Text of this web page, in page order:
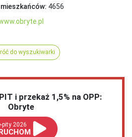
4656
do wyszukiwarki
i przekaż 1,5% na OPP:
Obryte
pity 2026